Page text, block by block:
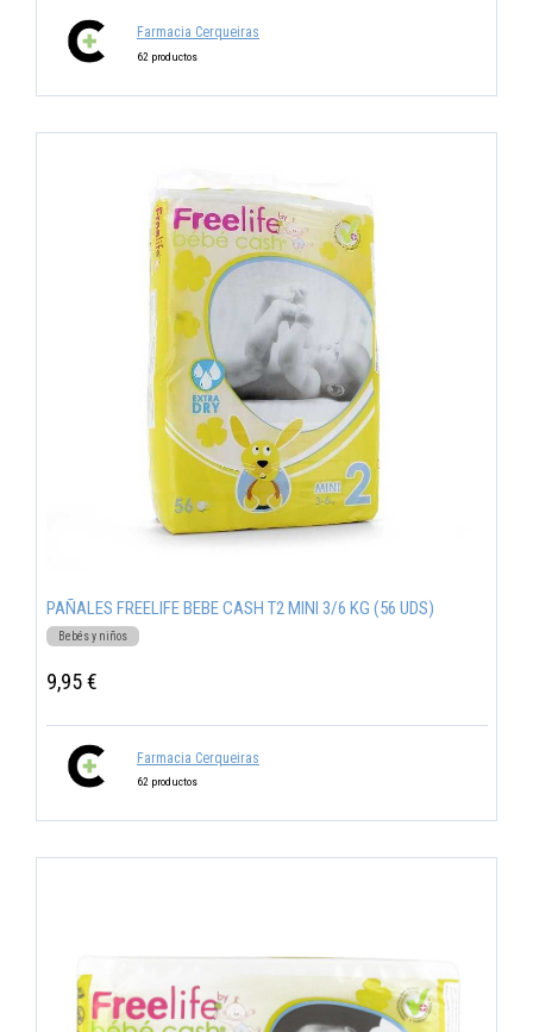
Farmacia Cerqueiras
62 productos
PAÑALES FREELIFE BEBE CASH T2 MINI 3/6 KG (56 UDS)
Bebés y niños
9,95 €
Farmacia Cerqueiras
62 productos